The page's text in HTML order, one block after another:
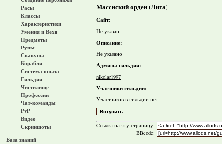
Расы
Классы
Характеристики
Умения и Вехи
Предметы
Руны
Скакуны
Корабли
Система опыта
Гильдии
Чистилище
Профессии
Чат-команды
PvP
Видео
Скриншоты
База знаний
Масонский орден (Лига)
Сайт:
Не указан
Описание:
Не указано
Админы гильдии:
nikolar1997
Участники гильдии:
Участников в гильдии нет
Cсылка на эту страницу:
BBcode: